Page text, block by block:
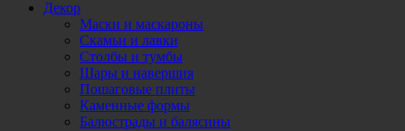
Декор
Маски и маскароны
Скамьи и лавки
Столбы и тумбы
Шары и навершия
Пошаговые плиты
Каменные формы
Балюстрады и балясины